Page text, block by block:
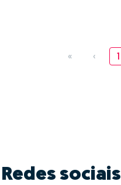
« ‹ 1
Redes sociais